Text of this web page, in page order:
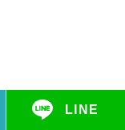
LINE